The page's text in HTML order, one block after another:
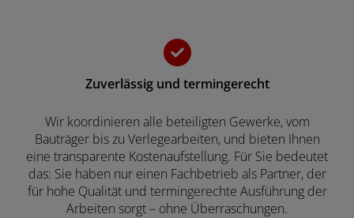
Zuverlässig und termingerecht
Wir koordinieren alle beteiligten Gewerke, vom
Bauträger bis zu Verlegearbeiten, und bieten Ihnen
eine transparente Kostenaufstellung. Für Sie bedeutet
das: Sie haben nur einen Fachbetrieb als Partner, der
für hohe Qualität und termingerechte Ausführung der
Arbeiten sorgt – ohne Überraschungen.